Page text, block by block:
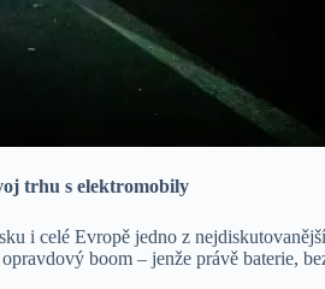
trhu s elektromobily
i celé Evropě jedno z
boom – jenže právě baterie,